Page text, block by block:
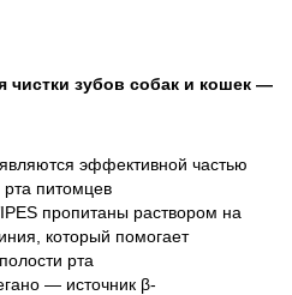
чистки зубов собак и кошек —
эффективной частью
рта питомцев
пропитаны раствором на
который помогает
рта
— источник β-